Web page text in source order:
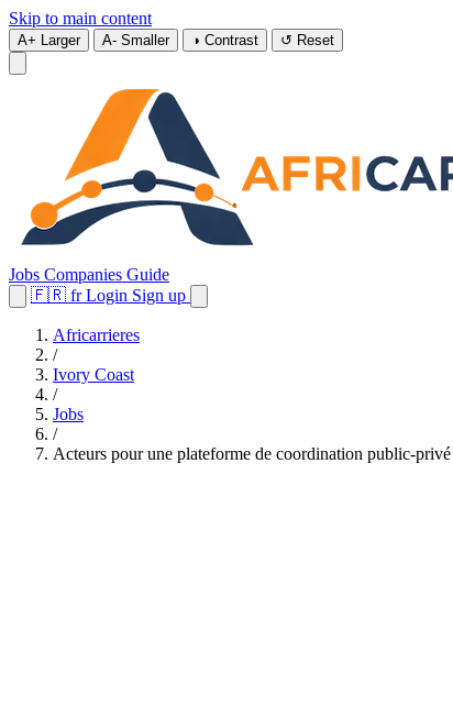
Skip to main content
A+ Larger A- Smaller ◑ Contrast ↺ Reset
Jobs Companies Guide
🇫🇷 fr Login Sign up
Africarrieres
/
Ivory Coast
/
Jobs
/
Acteurs pour une plateforme de coordination public-